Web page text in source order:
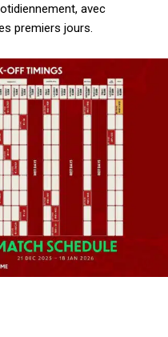
avec
premiers jours.